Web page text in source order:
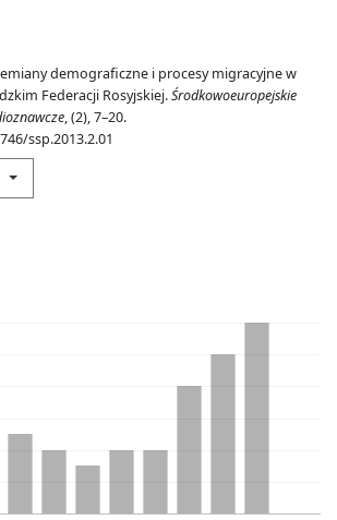
demograficzne i procesy migracyjne w
Federacji Rosyjskiej.Środkowoeuropejskie
, (2), 7–20.
ssp.2013.2.01